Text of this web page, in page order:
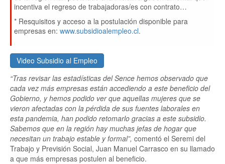
incentiva el regreso de trabajadoras/es con contrato
suspendido y la contratación de nueva fuerza laboral,
financiando parte de sus remuneraciones.
* Resquisitos y acceso a la postulación disponible para
empresas en: www.subsidioalempleo.cl.
Video Subsidio al Empleo
“Tras revisar las estadísticas del Sence hemos observado que
cada vez más empresas están accediendo a este beneficio del
Gobierno, y hemos podido ver que aquellas mujeres que se
vieron afectadas con la pérdida de sus fuentes laborales en
esta pandemia, han podido retomarlo gracias a este subsidio.
Sabemos que en la región hay muchas jefas de hogar que
necesitan un trabajo estable y formal”, comentó el Seremi del
Trabajo y Previsión Social, Juan Manuel Carrasco en su llamado
a que más empresas postulen al beneficio.